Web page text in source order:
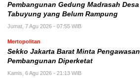
Pembangunan Gedung Madrasah Desa
Tabuyung yang Belum Rampung
Jumat, 7 Agu 2026 - 07:55 WIB
Mertopolitan
Sekko Jakarta Barat Minta Pengawasan
Pembangunan Diperketat
Kamis, 6 Agu 2026 - 21:13 WIB